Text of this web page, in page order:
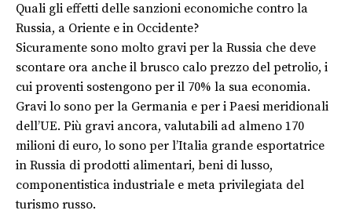
Quali gli effetti delle sanzioni economiche contro la
Russia, a Oriente e in Occidente?
Sicuramente sono molto gravi per la Russia che deve
scontare ora anche il brusco calo prezzo del petrolio, i
cui proventi sostengono per il 70% la sua economia.
Gravi lo sono per la Germania e per i Paesi meridionali
dell’UE. Più gravi ancora, valutabili ad almeno 170
milioni di euro, lo sono per l’Italia grande esportatrice
in Russia di prodotti alimentari, beni di lusso,
componentistica industriale e meta privilegiata del
turismo russo.